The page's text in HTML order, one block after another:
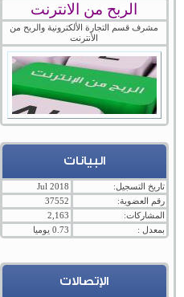
الربح من الانترنت
مشرف قسم التجارة الألكترونية والربح من
الأنترنت
البيانات
تاريخ التسجيل:
Jul 2018
رقم العضوية:
37552
المشاركات:
2,163
بمعدل :
0.73 يوميا
الإتصالات